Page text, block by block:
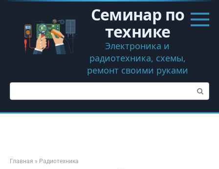
Перейти
контенту
Семинар по
технике
Электроника и
радиотехника, схемы,
ремонт своими руками
Поиск:
Главная » Радиотехника